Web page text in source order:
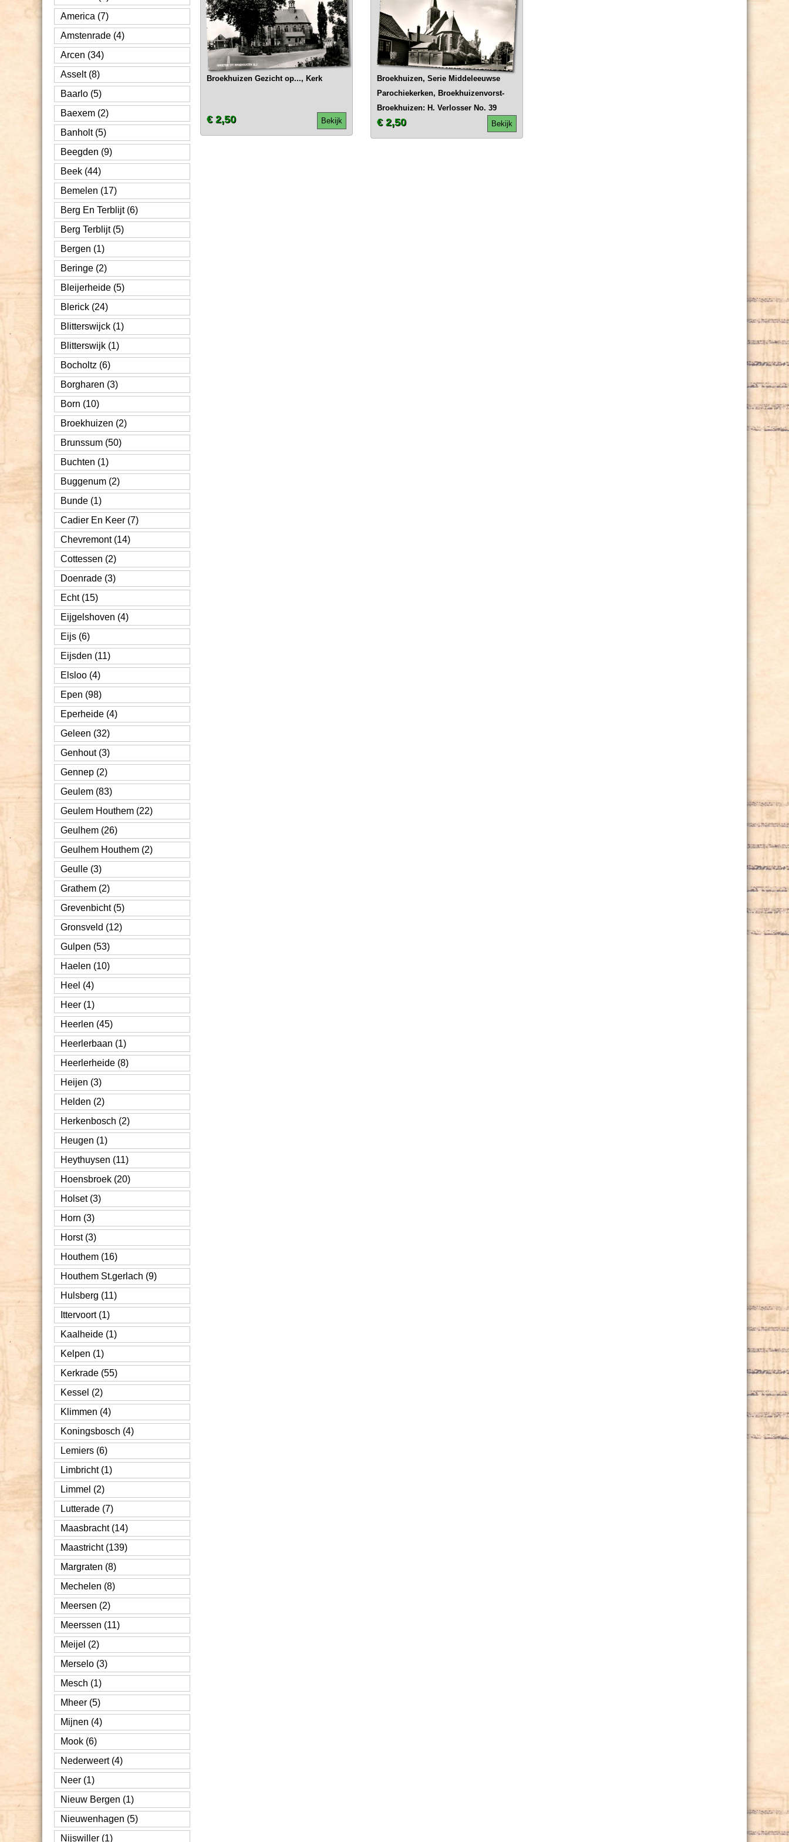
America (7)
Amstenrade (4)
Arcen (34)
Asselt (8)
Baarlo (5)
Baexem (2)
Banholt (5)
Beegden (9)
Beek (44)
Bemelen (17)
Berg En Terblijt (6)
Berg Terblijt (5)
Bergen (1)
Beringe (2)
Bleijerheide (5)
Blerick (24)
Blitterswijck (1)
Blitterswijk (1)
Bocholtz (6)
Borgharen (3)
Born (10)
Broekhuizen (2)
Brunssum (50)
Buchten (1)
Buggenum (2)
Bunde (1)
Cadier En Keer (7)
Chevremont (14)
Cottessen (2)
Doenrade (3)
Echt (15)
Eijgelshoven (4)
Eijs (6)
Eijsden (11)
Elsloo (4)
Epen (98)
Eperheide (4)
Geleen (32)
Genhout (3)
Gennep (2)
Geulem (83)
Geulem Houthem (22)
Geulhem (26)
Geulhem Houthem (2)
Geulle (3)
Grathem (2)
Grevenbicht (5)
Gronsveld (12)
Gulpen (53)
Haelen (10)
Heel (4)
Heer (1)
Heerlen (45)
Heerlerbaan (1)
Heerlerheide (8)
Heijen (3)
Helden (2)
Herkenbosch (2)
Heugen (1)
Heythuysen (11)
Hoensbroek (20)
Holset (3)
Horn (3)
Horst (3)
Houthem (16)
Houthem St.gerlach (9)
Hulsberg (11)
Ittervoort (1)
Kaalheide (1)
Kelpen (1)
Kerkrade (55)
Kessel (2)
Klimmen (4)
Koningsbosch (4)
Lemiers (6)
Limbricht (1)
Limmel (2)
Lutterade (7)
Maasbracht (14)
Maastricht (139)
Margraten (8)
Mechelen (8)
Meersen (2)
Meerssen (11)
Meijel (2)
Merselo (3)
Mesch (1)
Mheer (5)
Mijnen (4)
Mook (6)
Nederweert (4)
Neer (1)
Nieuw Bergen (1)
Nieuwenhagen (5)
Nijswiller (1)
Broekhuizen Gezicht op..., Kerk
Bekijk
€ 2,50
Broekhuizen, Serie Middeleeuwse
Parochiekerken, Broekhuizenvorst-
Broekhuizen: H. Verlosser No. 39
Bekijk
€ 2,50